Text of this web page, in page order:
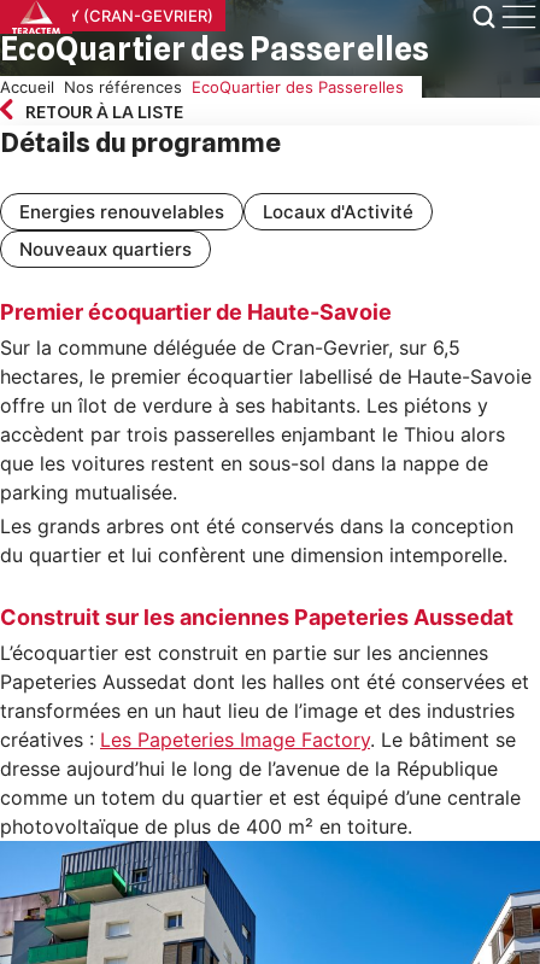
Skip
to
content
ANNECY (CRAN-GEVRIER)
EcoQuartier des Passerelles
Accueil Nos références EcoQuartier des Passerelles
RETOUR À LA LISTE
Détails du programme
Energies renouvelables
Locaux d'Activité
Nouveaux quartiers
Premier écoquartier de Haute-Savoie
Sur la commune déléguée de Cran-Gevrier, sur 6,5
hectares, le premier écoquartier labellisé de Haute-Savoie
offre un îlot de verdure à ses habitants. Les piétons y
accèdent par trois passerelles enjambant le Thiou alors
que les voitures restent en sous-sol dans la nappe de
parking mutualisée.
Les grands arbres ont été conservés dans la conception
du quartier et lui confèrent une dimension intemporelle.
Construit sur les anciennes Papeteries Aussedat
L’écoquartier est construit en partie sur les anciennes
Papeteries Aussedat dont les halles ont été conservées et
transformées en un haut lieu de l’image et des industries
créatives : Les Papeteries Image Factory. Le bâtiment se
dresse aujourd’hui le long de l’avenue de la République
comme un totem du quartier et est équipé d’une centrale
photovoltaïque de plus de 400 m² en toiture.